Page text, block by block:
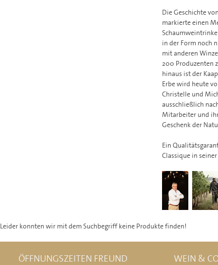
Die Geschichte
markierte einen
in der Form noch
mit anderen
200 Produzenten
hinaus ist der
Erbe wird heute
Christelle und
ausschließlich
Mitarbeiter und
Geschenk der
Ein
Classique in
Leider konnten wir mit dem Suchbegriffkeine Produkte finden!
ÖFFNUNGSZEITEN FREUND
WEIN &